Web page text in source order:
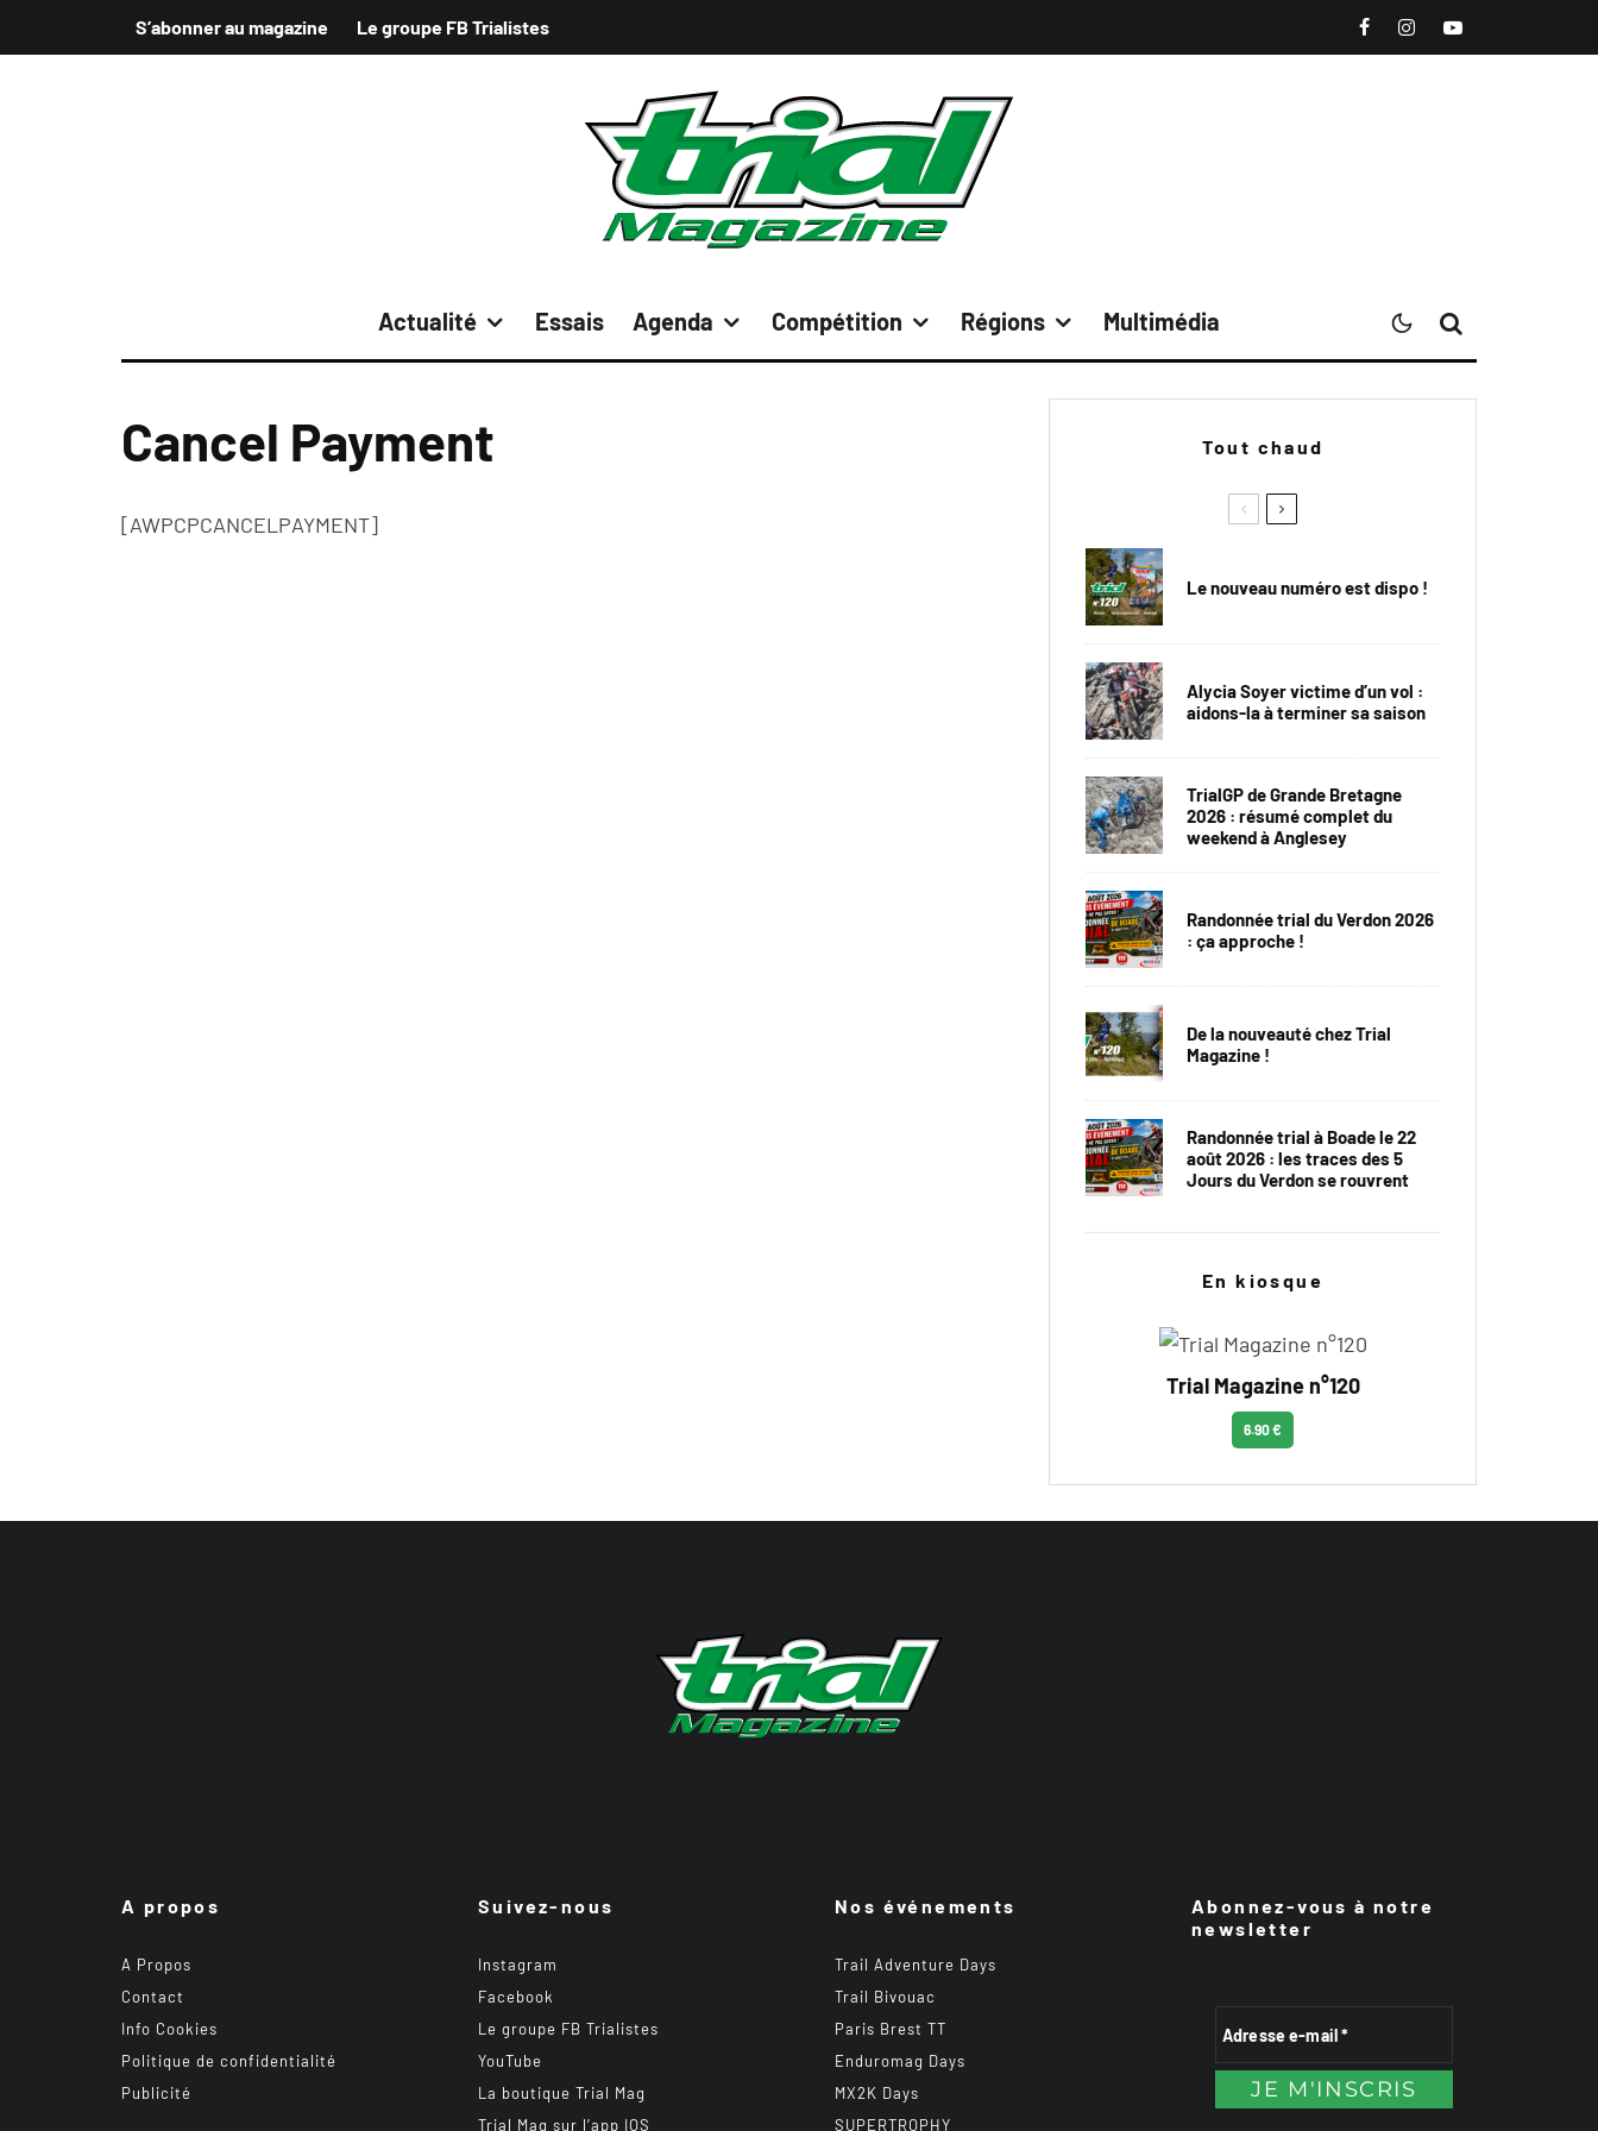
S’abonner au magazine Le groupe FB Trialistes
Actualité Essais Agenda Compétition Régions Multimédia
Cancel Payment
[AWPCPCANCELPAYMENT]
Tout chaud
Le nouveau numéro est dispo !
Alycia Soyer victime d’un vol :
aidons-la à terminer sa saison
TrialGP de Grande Bretagne
2026 : résumé complet du
weekend à Anglesey
Randonnée trial du Verdon 2026
: ça approche !
De la nouveauté chez Trial
Magazine !
Randonnée trial à Boade le 22
août 2026 : les traces des 5
Jours du Verdon se rouvrent
En kiosque
Trial Magazine n°120
6.90 €
A propos
A Propos
Contact
Info Cookies
Politique de confidentialité
Publicité
Suivez-nous
Instagram
Facebook
Le groupe FB Trialistes
YouTube
La boutique Trial Mag
Trial Mag sur l’app IOS
Nos événements
Trail Adventure Days
Trail Bivouac
Paris Brest TT
Enduromag Days
MX2K Days
SUPERTROPHY
Abonnez-vous à notre
newsletter